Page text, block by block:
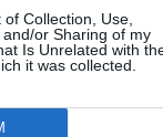
Collection, Use,
or Sharing of my
Is Unrelated with
it was collected.
pri
€
brána